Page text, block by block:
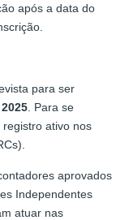
após a data do
para ser
. Para se
ativo nos
aprovados
Independentes
atuar nas